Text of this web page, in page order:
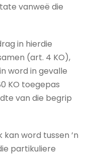
vanweë die
in hierdie
(art. 4 KO),
word in gevalle
KO toegepas
van die begrip
word tussen ’n
partikuliere